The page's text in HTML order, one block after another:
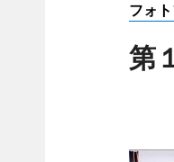
フォ
第